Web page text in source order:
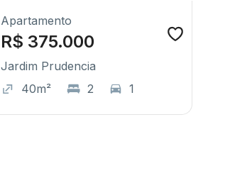
Apartamento
R$ 375.000
Jardim Prudencia
40m²
2 1